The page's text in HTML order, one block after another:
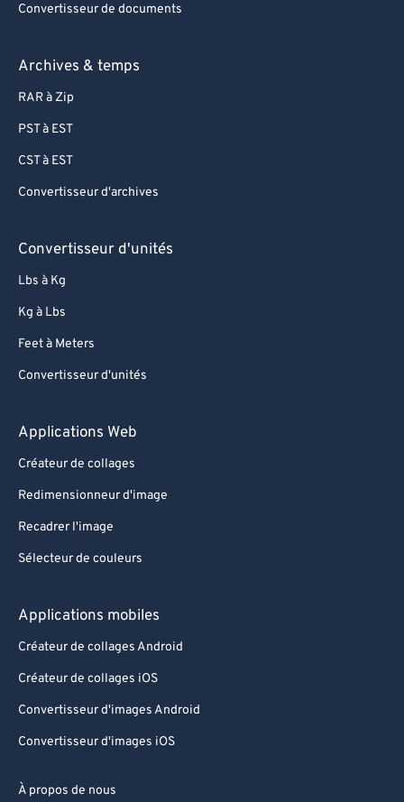
Convertisseur de documents
Archives & temps
RAR à Zip
PST à EST
CST à EST
Convertisseur d'archives
Convertisseur d'unités
Lbs à Kg
Kg à Lbs
Feet à Meters
Convertisseur d'unités
Applications Web
Créateur de collages
Redimensionneur d'image
Recadrer l'image
Sélecteur de couleurs
Applications mobiles
Créateur de collages Android
Créateur de collages iOS
Convertisseur d'images Android
Convertisseur d'images iOS
À propos de nous